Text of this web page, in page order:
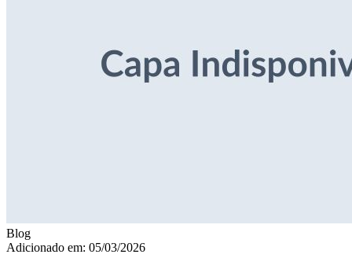
Blog
Adicionado em: 05/03/2026